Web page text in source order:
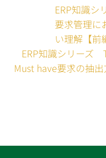
ERP知識シ
要求管理に
い理解【前
ERP知識シリーズ
Must have要求の抽